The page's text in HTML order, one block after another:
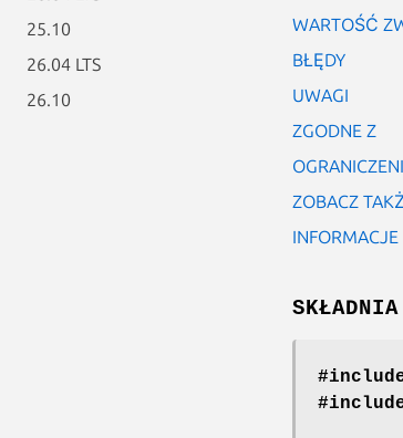
25.10
26.04 LTS
26.10
WARTOŚĆ
BŁĘDY
UWAGI
ZGODNE Z
ZOBACZ
SKŁADNIA